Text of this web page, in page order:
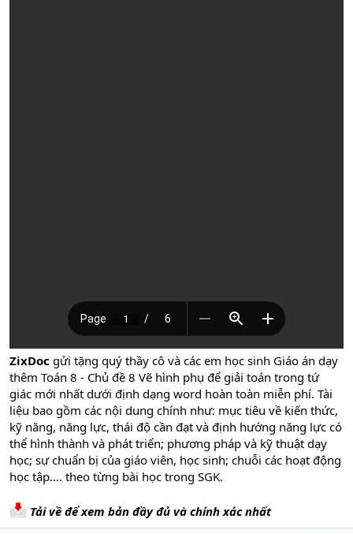
ZixDoc gửi tặng quý thầy cô và các em học sinh Giáo án dạy
thêm Toán 8 - Chủ đề 8 Vẽ hình phụ để giải toán trong tứ
giác mới nhất dưới định dạng word hoàn toàn miễn phí. Tài
liệu bao gồm các nội dung chính như: mục tiêu về kiến thức,
kỹ năng, năng lực, thái độ cần đạt và định hướng năng lực có
thể hình thành và phát triển; phương pháp và kỹ thuật dạy
học; sự chuẩn bị của giáo viên, học sinh; chuỗi các hoạt động
học tập.... theo từng bài học trong SGK.
Tải về để xem bản đầy đủ và chính xác nhất